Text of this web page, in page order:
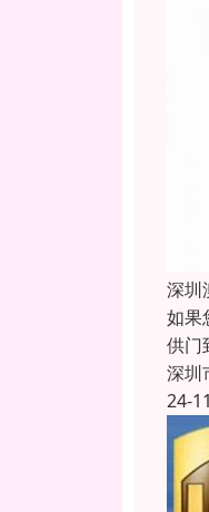
深圳
如果
供门
深圳
24-